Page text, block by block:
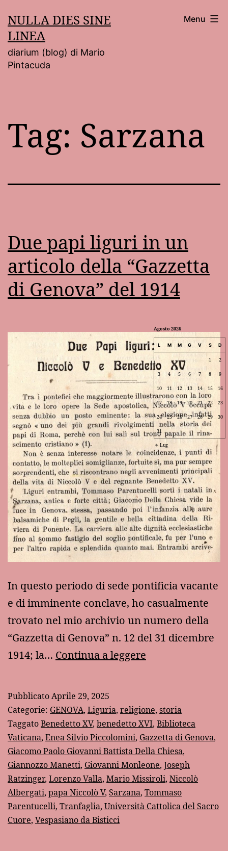
al
contenuto
NULLA DIES SINE
LINEA
diarium (blog) di Mario
Pintacuda
Menu
Tag: Sarzana
Due papi liguri in un
articolo della “Gazzetta
di Genova” del 1914
In questo periodo di sede pontificia vacante
e di imminente conclave, ho casualmente
trovato nel mio archivio un numero della
“Gazzetta di Genova” n. 12 del 31 dicembre
1914; la… Continua a leggere
in
un
articolo
della
“Gazzetta
di
Genova”
PubblicatoAprile 29, 2025
Categorie: GENOVA, Liguria, religione, storia
TaggatoBenedetto XV, benedetto XVI, Biblioteca
Vaticana, Enea Silvio Piccolomini, Gazzetta di Genova,
Giacomo Paolo Giovanni Battista Della Chiesa,
Giannozzo Manetti, Giovanni Monleone, Joseph
Ratzinger, Lorenzo Valla, Mario Missiroli, Niccolò
Albergati, papa Niccolò V, Sarzana, Tommaso
Parentucelli, Tranfaglia, Università Cattolica del Sacro
Cuore, Vespasiano da Bisticci
Agosto 2026
L M M G V S D
1 2
3 4 5 6 7 8 9
10 11 12 13 14 15 16
17 18 19 20 21 22 23
24 25 26 27 28 29 30
31
Lug